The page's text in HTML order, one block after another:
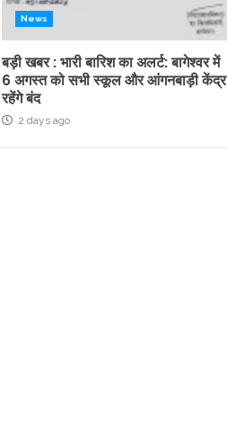
News
बड़ी खबर : भारी बारिश का अलर्ट: बागेश्वर में
6 अगस्त को सभी स्कूल और आंगनबाड़ी केंद्र
रहेंगे बंद
2 days ago